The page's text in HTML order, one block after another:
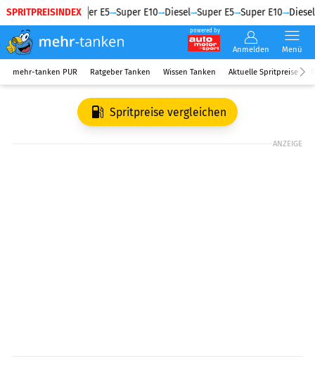
SPRITPREISINDEX
Diesel Super E5 Super E10 Diesel Super E5 Super E10 Diesel
powered by
Anmelden Menü
mehr-tanken PUR Ratgeber Tanken Wissen Tanken Aktuelle Spritpreise
Spritpreise vergleichen
ANZEIGE